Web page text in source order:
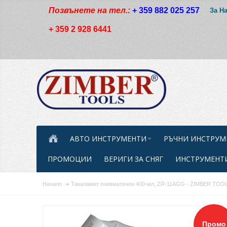
Позвънете на тел.: + 359 882 025 257
+ 359 2 928 6441
За
АВТО ИНСТРУМЕНТИ РЪЧНИ
ПРОМОЦИИ ВЕРИГИ ЗА СНЯГ
Начало Такаламит пневматичен 400-мл, ZR-11AGG - ZIMBER
Промо